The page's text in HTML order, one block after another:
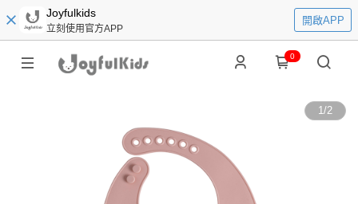
Joyfulkids
立刻使用官方APP
開啟APP
0
1/2